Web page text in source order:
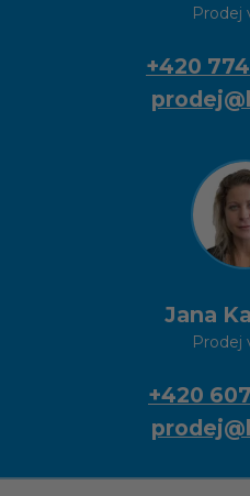
Prodej
+420
Jana
Prodej
+420